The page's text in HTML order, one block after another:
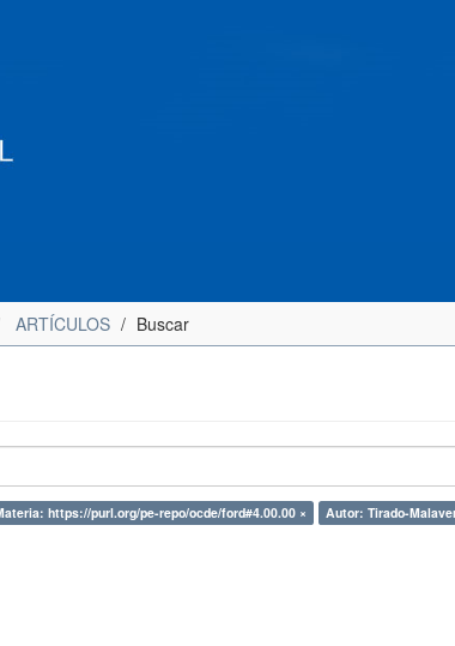
ARTÍCULOS Buscar
https://purl.org/pe-repo/ocde/ford#4.00.00 × Autor: Tirado-